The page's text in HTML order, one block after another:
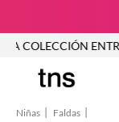
ENTRA YA
Niñas Faldas